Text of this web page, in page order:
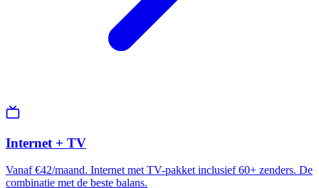
Internet + TV
Vanaf €42/maand. Internet met TV-pakket inclusief 60+ zenders. De
combinatie met de beste balans.